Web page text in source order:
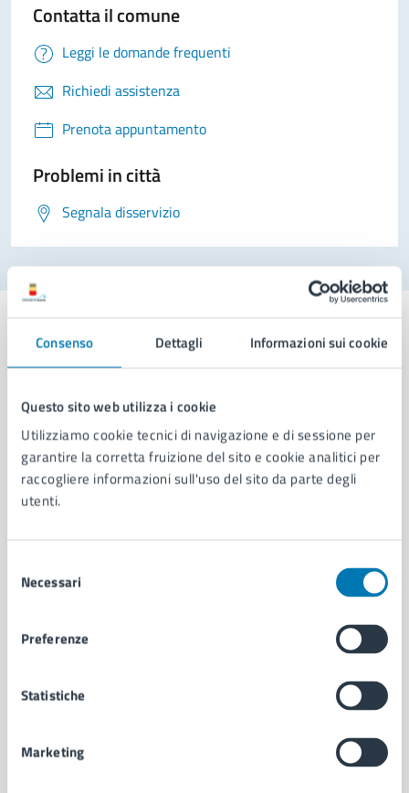
Consenso Dettagli Informazioni sui cookie
Questo sito web utilizza i cookie
Utilizziamo cookie tecnici di navigazione e di sessione per
garantire la corretta fruizione del sito e cookie analitici per
raccogliere informazioni sull'uso del sito da parte degli
utenti.
delNecessari
Preferenze
Statistiche
Marketing
Contatta il comune
Leggi le domande frequenti
Richiedi assistenza
Prenota appuntamento
Problemi in città
Segnala disservizio
AMMINISTRAZIONE
Aree amministrative
Organi di governo
Politici
Documenti e dati
Intranet, posta aziendale e protocollo
Anagrafe e stato civile